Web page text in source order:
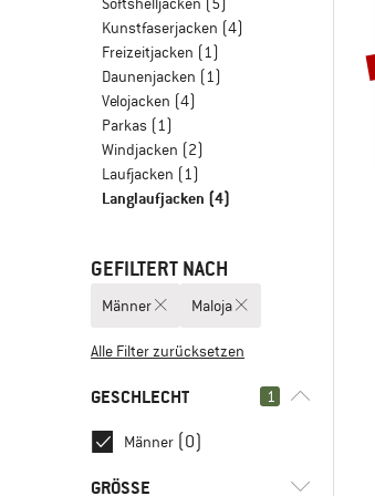
Kunstfaserjacken (4)
Freizeitjacken (1)
Daunenjacken (1)
Velojacken (4)
Parkas (1)
Windjacken (2)
Laufjacken (1)
Langlaufjacken (4)
GEFILTERT NACH
Männer Maloja
Alle Filter zurücksetzen
GESCHLECHT 1
Männer (0)
GRÖSSE